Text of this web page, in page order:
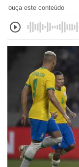
ouça este conteúdo